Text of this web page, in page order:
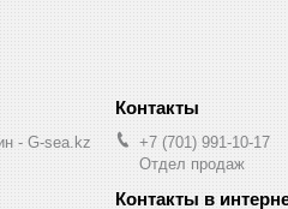
- G-sea.kz
+7 (701) 991-10-17
Отдел продаж